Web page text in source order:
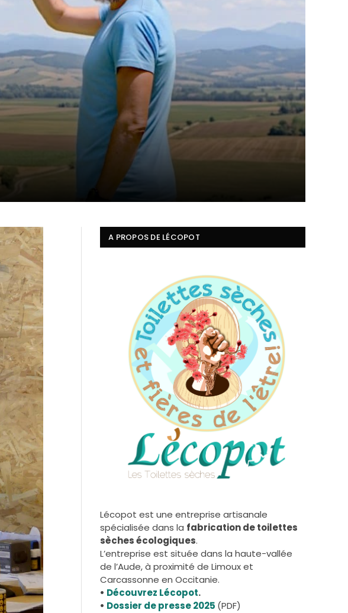
A PROPOS DE LÉCOPOT
Lécopot est une entreprise artisanale
spécialisée dans la fabrication de toilettes
sèches écologiques.
L’entreprise est située dans la haute-vallée
de l’Aude, à proximité de Limoux et
Carcassonne en Occitanie.
• Découvrez Lécopot.
• Dossier de presse 2025 (PDF)